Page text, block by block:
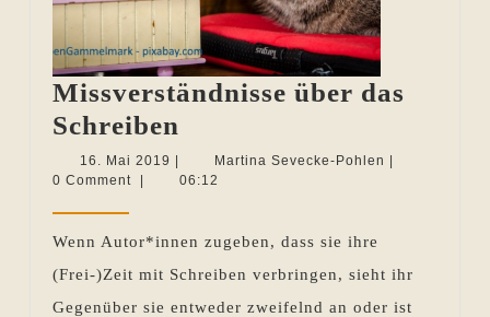
Missverständnisse über das
Schreiben
über
das
16. Mai 2019 16.
Mai
| Martina Sevecke-Pohlen Martina
|
0 Comment
| 06:12
Wenn Autor*innen zugeben, dass sie ihre
(Frei-)Zeit mit Schreiben verbringen, sieht ihr
Gegenüber sie entweder zweifelnd an oder ist